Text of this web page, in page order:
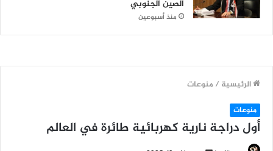
الصين الجنوبي
منذ أسبوعين